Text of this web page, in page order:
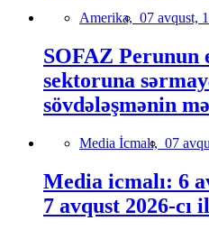
Amerika, 07 avqust,
SOFAZ Perunun
sektoruna
sövdələşmənin
Media İcmalı, 07
Media icmalı: 6
7 avqust 2026-cı